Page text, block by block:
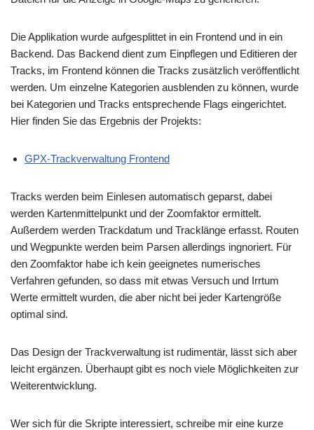
Die Applikation wurde aufgesplittet in ein Frontend und in ein
Backend. Das Backend dient zum Einpflegen und Editieren der
Tracks, im Frontend können die Tracks zusätzlich veröffentlicht
werden. Um einzelne Kategorien ausblenden zu können, wurde
bei Kategorien und Tracks entsprechende Flags eingerichtet.
Hier finden Sie das Ergebnis der Projekts:
GPX-Trackverwaltung Frontend
Tracks werden beim Einlesen automatisch geparst, dabei
werden Kartenmittelpunkt und der Zoomfaktor ermittelt.
Außerdem werden Trackdatum und Tracklänge erfasst. Routen
und Wegpunkte werden beim Parsen allerdings ingnoriert. Für
den Zoomfaktor habe ich kein geeignetes numerisches
Verfahren gefunden, so dass mit etwas Versuch und Irrtum
Werte ermittelt wurden, die aber nicht bei jeder Kartengröße
optimal sind.
Das Design der Trackverwaltung ist rudimentär, lässt sich aber
leicht ergänzen. Überhaupt gibt es noch viele Möglichkeiten zur
Weiterentwicklung.
Wer sich für die Skripte interessiert, schreibe mir eine kurze